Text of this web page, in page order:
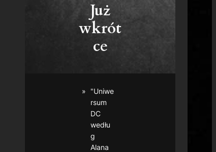
Już
wkrót
ce
"Uniwe
rsum
DC
wedłu
g
Alana